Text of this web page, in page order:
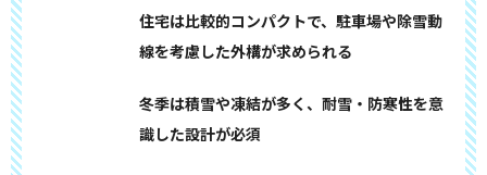
住宅は比較的コンパクトで、駐車場や除雪動
線を考慮した外構が求められる
冬季は積雪や凍結が多く、耐雪・防寒性を意
識した設計が必須